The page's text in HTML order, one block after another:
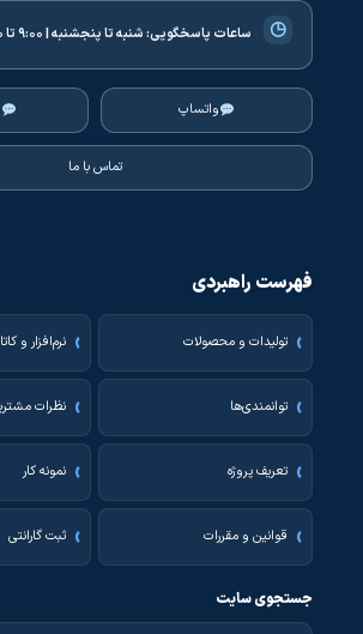
◷ ساعات پاسخگویی:شنبه تا پنجشنبه | ۹:۰۰ تا ۱۷:۰۰
واتساپ
تماس با ما
فهرست راهبردی
تولیدات و محصولات نرم‌افزار و
توانمندی‌ها نظرات
تعریف پروژه نمونه کار
قوانین و مقررات ثبت گارانتی
جستجوی سایت